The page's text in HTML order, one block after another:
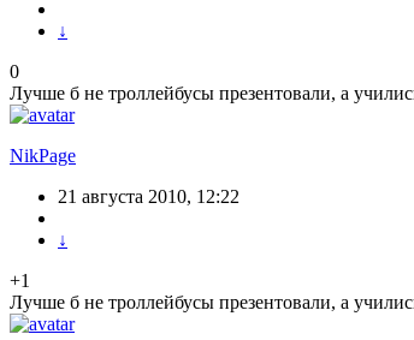
↓
0
Лучше б не троллейбусы презентовали, а
NikPage
21 августа 2010, 12:22
↓
+1
Лучше б не троллейбусы презентовали, а